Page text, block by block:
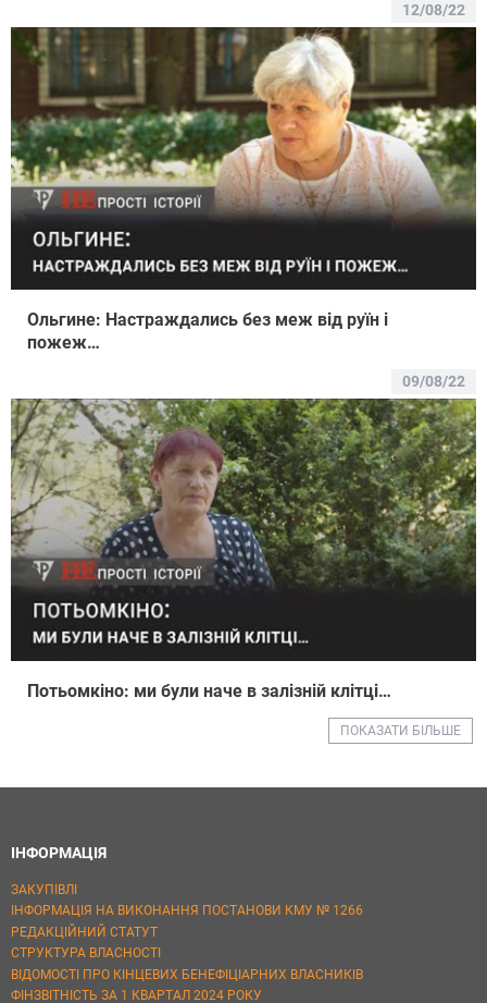
12/08/22
Ольгине: Настраждались без меж від руїн і
пожеж…
09/08/22
Потьомкіно: ми були наче в залізній клітці…
ПОКАЗАТИ БІЛЬШЕ
ІНФОРМАЦІЯ
ЗАКУПІВЛІ
ІНФОРМАЦІЯ НА ВИКОНАННЯ ПОСТАНОВИ КМУ № 1266
РЕДАКЦІЙНИЙ СТАТУТ
СТРУКТУРА ВЛАСНОСТІ
ВІДОМОСТІ ПРО КІНЦЕВИХ БЕНЕФІЦІАРНИХ ВЛАСНИКІВ
ФІНЗВІТНІСТЬ ЗА 1 КВАРТАЛ 2024 РОКУ